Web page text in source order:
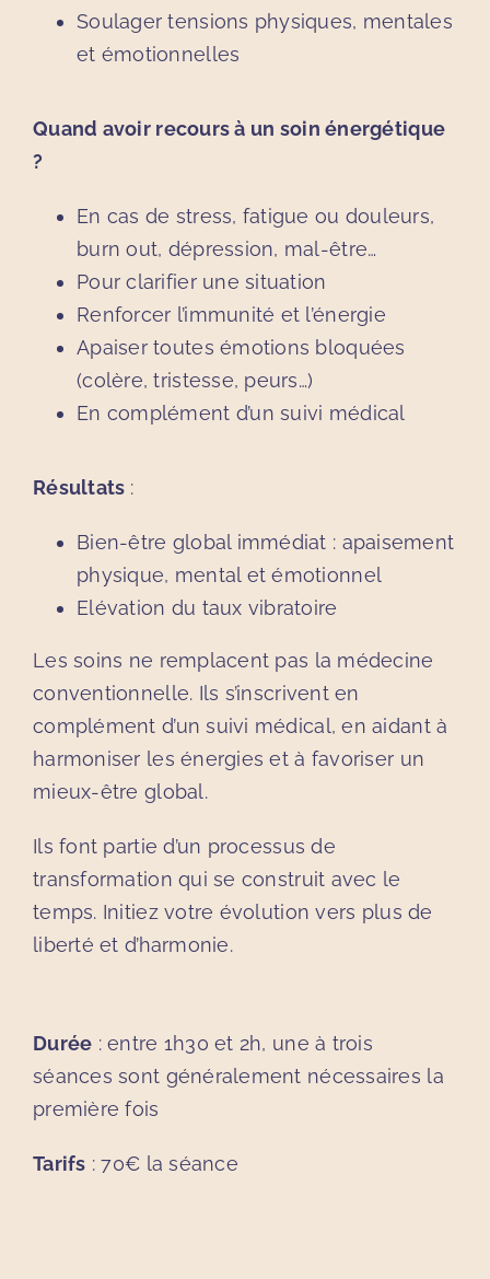
Soulager tensions physiques, mentales
et émotionnelles
Quand avoir recours à un soin énergétique
?
En cas de stress, fatigue ou douleurs,
burn out, dépression, mal-être…
Pour clarifier une situation
Renforcer l’immunité et l’énergie
Apaiser toutes émotions bloquées
(colère, tristesse, peurs…)
En complément d’un suivi médical
Résultats :
Bien-être global immédiat : apaisement
physique, mental et émotionnel
Elévation du taux vibratoire
Les soins ne remplacent pas la médecine
conventionnelle. Ils s’inscrivent en
complément d’un suivi médical, en aidant à
harmoniser les énergies et à favoriser un
mieux-être global.
Ils font partie d’un processus de
transformation qui se construit avec le
temps. Initiez votre évolution vers plus de
liberté et d’harmonie.
Durée : entre 1h30 et 2h, une à trois
séances sont généralement nécessaires la
première fois
Tarifs : 70€ la séance